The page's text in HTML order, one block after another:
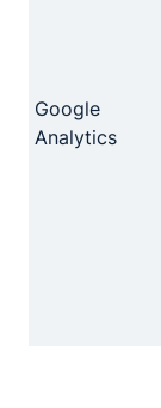
Google
Analytics